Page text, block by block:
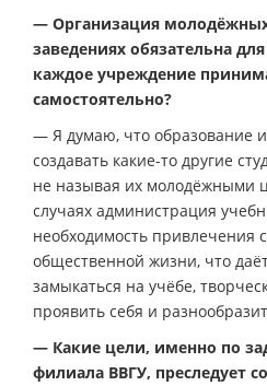
— Организация
заведениях обязательна
каждое учреждение
самостоятельно?
— Я думаю, что образование
создавать какие-то другие
не называя их молодёжными
случаях администрация
необходимость привлечения
общественной жизни, что
замыкаться на учёбе,
проявить себя и
— Какие цели, именно по
филиала ВВГУ, преследует